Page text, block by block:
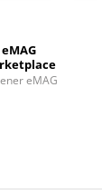
eMAG
eMAG